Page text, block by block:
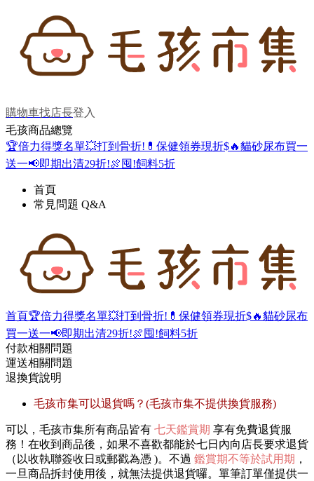
購物車找店長登入
毛孩商品總覽
🏆倍力得獎名單💥打到骨折! 💊保健領券現折$🔥貓砂尿布買一
送一📢即期出清29折!🍖囤!飼料5折
首頁
常見問題 Q&A
首頁🏆倍力得獎名單💥打到骨折! 💊保健領券現折$🔥貓砂尿布
買一送一📢即期出清29折!🍖囤!飼料5折
付款相關問題
運送相關問題
退換貨說明
毛孩市集可以退貨嗎？(毛孩市集不提供換貨服務)
可以，毛孩市集所有商品皆有 七天鑑賞期 享有免費退貨服
務！在收到商品後，如果不喜歡都能於七日內向店長要求退貨
（以收執聯簽收日或郵戳為憑 )。不過 鑑賞期不等於試用期 ，
一旦商品拆封使用後，就無法提供退貨囉。單筆訂單僅提供一